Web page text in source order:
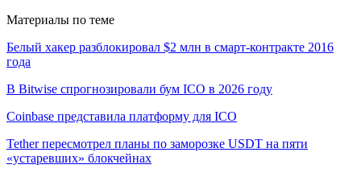
Материалы по теме
Белый хакер разблокировал $2 млн в смарт-контракте 2016
года
В Bitwise спрогнозировали бум ICO в 2026 году
Coinbase представила платформу для ICO
Tether пересмотрел планы по заморозке USDT на пяти
«устаревших» блокчейнах